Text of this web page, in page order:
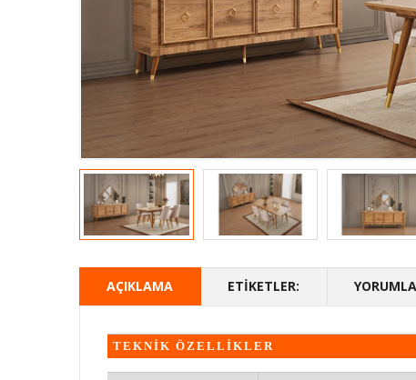
AÇIKLAMA ETIKETLER:
TEKNİK ÖZELLİKLER